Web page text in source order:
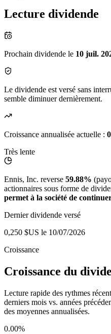
Lecture dividende
Prochain dividende le 10 juil.
Le dividende est versé sans
semble diminuer dernièrement.
Croissance annualisée actuelle :
Très lente
Ennis, Inc. reverse 59.88%
actionnaires sous forme de
permet à la société de
Dernier dividende versé
0,250 $US le 10/07/2026
Croissance
Croissance du
Lecture rapide des rythmes
derniers mois vs. années
des moyennes annualisées.
0.00%